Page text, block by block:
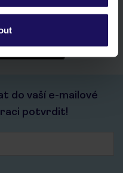
zobrazené nabídky
o tvé rezervaci v myTUI
do vaší e-mailové
potvrdit!